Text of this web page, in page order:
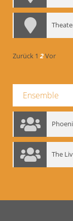
Zurück 1 2Vor
Ensemble
The